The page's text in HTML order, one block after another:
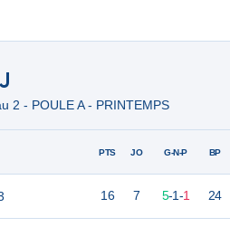
2 - POULE A - PRINTEMPS
PTS JO G-N-P BP
16 7 5-1-1 24